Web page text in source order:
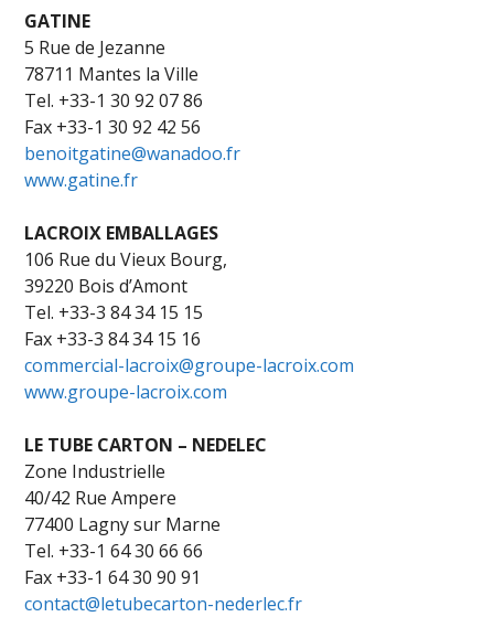
GATINE
5 Rue de Jezanne
78711 Mantes la Ville
Tel. +33-1 30 92 07 86
Fax +33-1 30 92 42 56
benoitgatine@wanadoo.fr
www.gatine.fr
LACROIX EMBALLAGES
106 Rue du Vieux Bourg,
39220 Bois d’Amont
Tel. +33-3 84 34 15 15
Fax +33-3 84 34 15 16
commercial-lacroix@groupe-lacroix.com
www.groupe-lacroix.com
LE TUBE CARTON – NEDELEC
Zone Industrielle
40/42 Rue Ampere
77400 Lagny sur Marne
Tel. +33-1 64 30 66 66
Fax +33-1 64 30 90 91
contact@letubecarton-nederlec.fr